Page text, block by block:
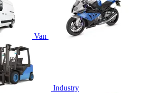
Van
Industry